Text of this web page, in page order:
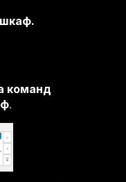
команд
.